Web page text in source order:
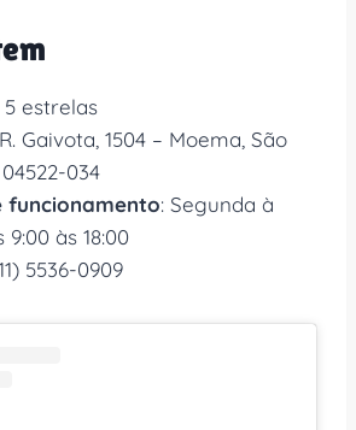
5 estrelas
Gaivota, 1504 – Moema, São
034
funcionamento: Segunda à
às 18:00
5536-0909